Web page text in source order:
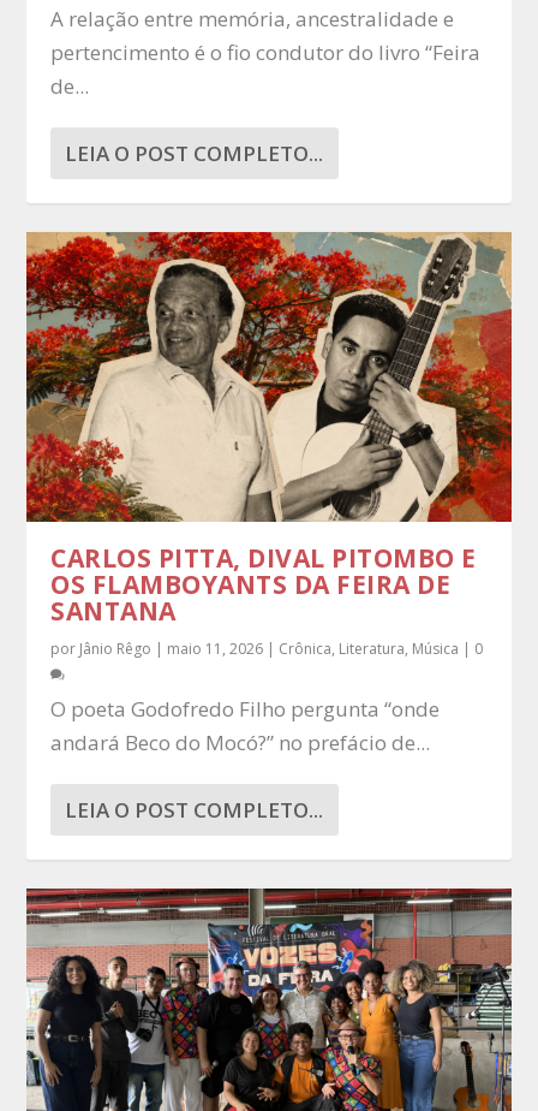
A relação entre memória, ancestralidade e
pertencimento é o fio condutor do livro “Feira
de...
LEIA O POST COMPLETO...
CARLOS PITTA, DIVAL PITOMBO E
OS FLAMBOYANTS DA FEIRA DE
SANTANA
por Jânio Rêgo maio 11, 2026 Crônica, Literatura, Música 0
O poeta Godofredo Filho pergunta “onde
andará Beco do Mocó?” no prefácio de...
LEIA O POST COMPLETO...